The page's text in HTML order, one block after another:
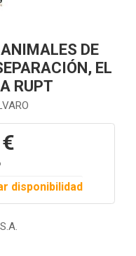
DE
EL
RUPT
disponibilidad